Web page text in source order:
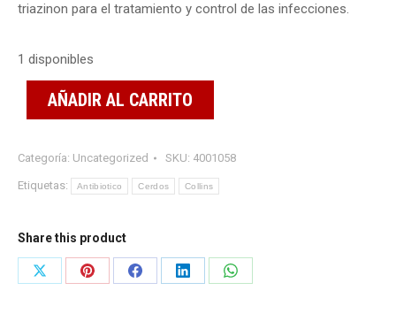
triazinon para el tratamiento y control de las infecciones.
1 disponibles
AÑADIR AL CARRITO
Categoría: Uncategorized SKU: 4001058
Etiquetas: Antibiotico Cerdos Collins
Share this product
Share
Share
Share
Share
Share